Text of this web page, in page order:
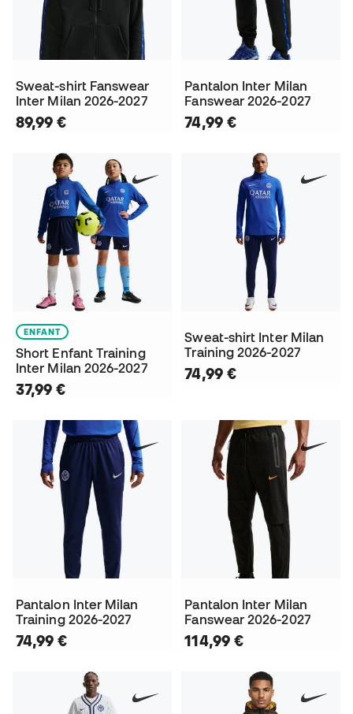
Sweat-shirt Fanswear
Inter Milan 2026-2027
89,99 €
Pantalon Inter Milan
Fanswear 2026-2027
74,99 €
ENFANT
Short Enfant Training
Inter Milan 2026-2027
37,99 €
Sweat-shirt Inter Milan
Training 2026-2027
74,99 €
Pantalon Inter Milan
Training 2026-2027
74,99 €
Pantalon Inter Milan
Fanswear 2026-2027
114,99 €